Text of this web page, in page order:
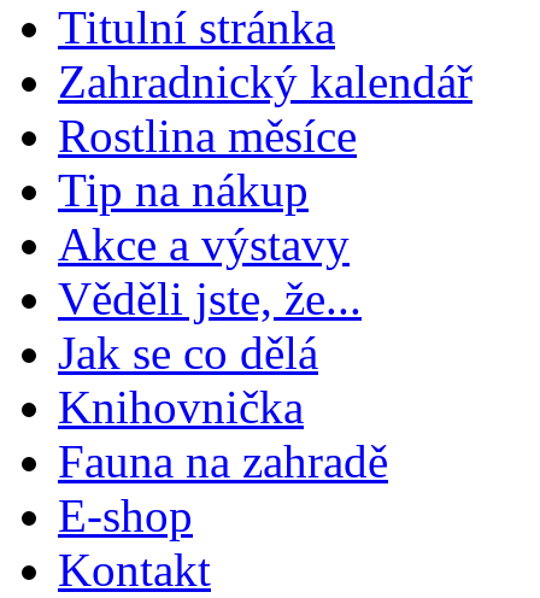
Titulní stránka
Zahradnický kalendář
Rostlina měsíce
Tip na nákup
Akce a výstavy
Věděli jste, že...
Jak se co dělá
Knihovnička
Fauna na zahradě
E-shop
Kontakt